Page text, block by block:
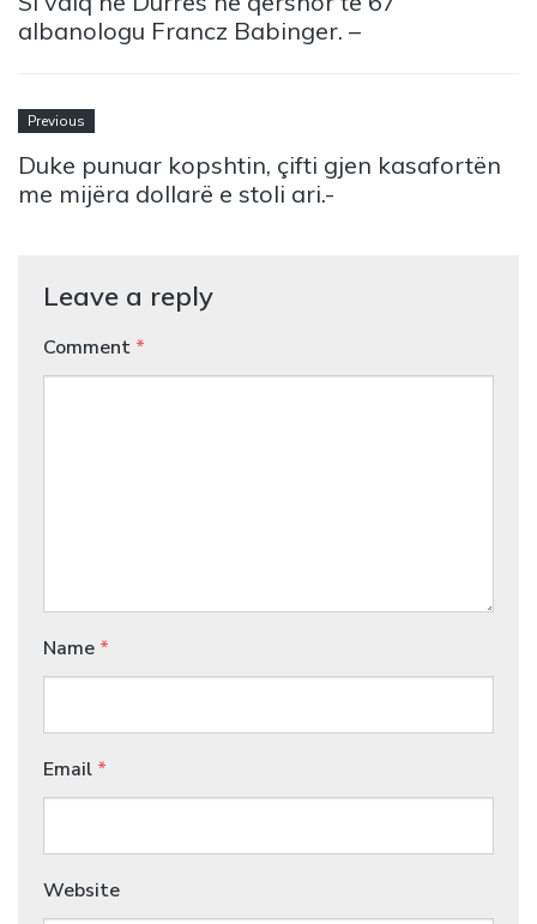
albanologu Francz Babinger. –
Previous
Duke punuar kopshtin, çifti gjen kasafortën
me mijëra dollarë e stoli ari.-
Leave a reply
Comment *
Name *
Email *
Website